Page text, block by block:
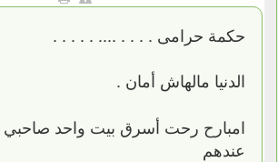
حكمة حرامى . . . . .... . . . . .
الدنيا مالهاش أمان .
امبارح رحت أسرق بيت واحد صاحبي
عندهم